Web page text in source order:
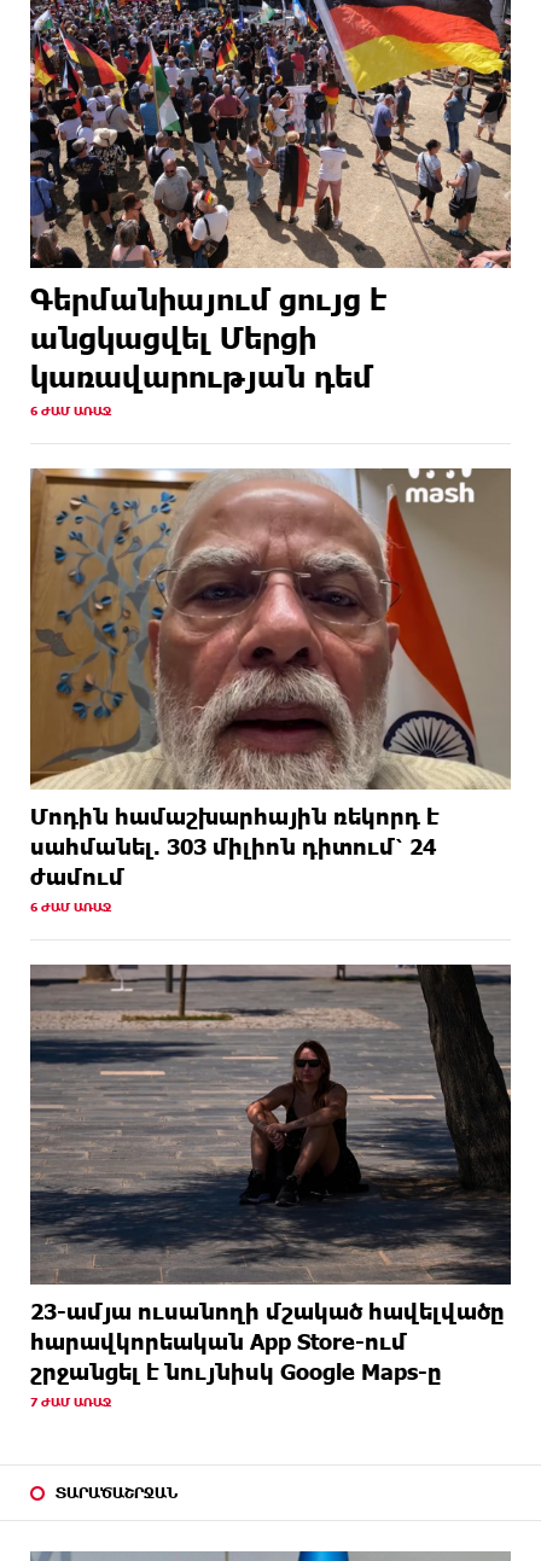
Գերմանիայում ցույց է
անցկացվել Մերցի
կառավարության դեմ
6 ԺԱՄ ԱՌԱՋ
Մոդին համաշխարհային ռեկորդ է
սահմանել. 303 միլիոն դիտում՝ 24
ժամում
6 ԺԱՄ ԱՌԱՋ
23-ամյա ուսանողի մշակած հավելվածը
հարավկորեական App Store-ում
շրջանցել է նույնիսկ Google Maps-ը
7 ԺԱՄ ԱՌԱՋ
ՏԱՐԱԾԱՇՐՋԱՆ